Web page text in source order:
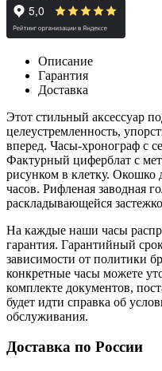
Описание
Гарантия
Доставка
Этот стильный аксессуар
целеустремленность,
вперед. Часы-хронограф с
Фактурный циферблат с
рисунком в клетку. Окошко
часов. Рифленая заводная
раскладывающейся
На каждые наши часы
гарантия. Гарантийный
зависимости от политики
конкретные часы можете
комплекте документов,
будет идти справка об
обслуживания.
Доставка по России